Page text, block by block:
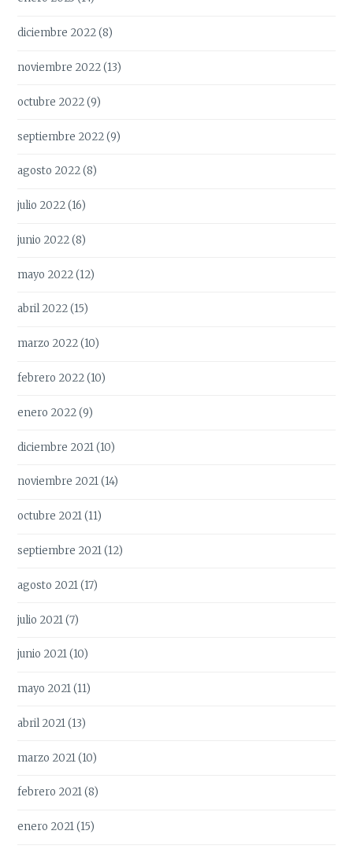
diciembre 2022(8)
noviembre 2022(13)
octubre 2022(9)
septiembre 2022(9)
agosto 2022(8)
julio 2022(16)
junio 2022(8)
mayo 2022(12)
abril 2022(15)
marzo 2022(10)
febrero 2022(10)
enero 2022(9)
diciembre 2021(10)
noviembre 2021(14)
octubre 2021(11)
septiembre 2021(12)
agosto 2021(17)
julio 2021(7)
junio 2021(10)
mayo 2021(11)
abril 2021(13)
marzo 2021(10)
febrero 2021(8)
enero 2021(15)